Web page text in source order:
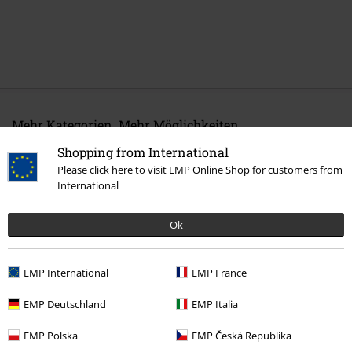
Shopping from International
Please click here to visit EMP Online Shop for customers from
International
Ok
EMP International EMP France
EMP Deutschland EMP Italia
EMP Polska EMP Česká Republika
Mehr Kategorien. Mehr Möglichkeiten.
Band Merch Genre Nu Metal
Band Merch Medien
Band Merch Top Bands Marilyn Manson Alben
E-Mail Newsletter
Greif einen 15%* Gutschein ab, wenn du dich